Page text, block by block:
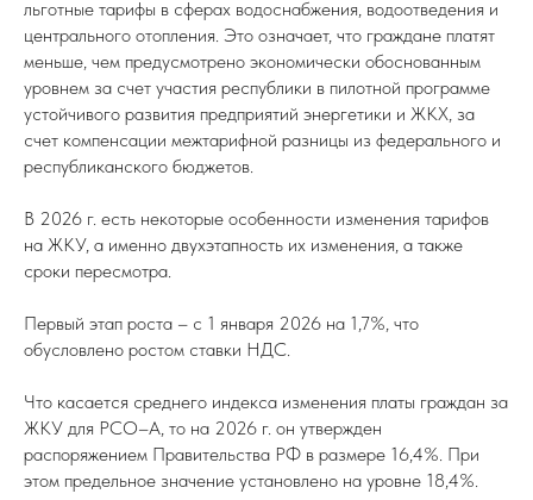
льготные тарифы в сферах водоснабжения, водоотведения и
центрального отопления. Это означает, что граждане платят
меньше, чем предусмотрено экономически обоснованным
уровнем за счет участия республики в пилотной программе
устойчивого развития предприятий энергетики и ЖКХ, за
счет компенсации межтарифной разницы из федерального и
республиканского бюджетов.
В 2026 г. есть некоторые особенности изменения тарифов
на ЖКУ, а именно двухэтапность их изменения, а также
сроки пересмотра.
Первый этап роста – с 1 января 2026 на 1,7%, что
обусловлено ростом ставки НДС.
Что касается среднего индекса изменения платы граждан за
ЖКУ для РСО–А, то на 2026 г. он утвержден
распоряжением Правительства РФ в размере 16,4%. При
этом предельное значение установлено на уровне 18,4%.